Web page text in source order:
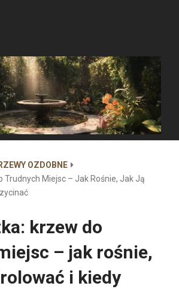
OZDOBNE
Trudnych Miejsc – Jak Rośnie, Jak Ją
krzew do
– jak rośnie,
i kiedy